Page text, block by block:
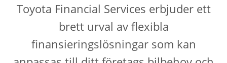
Toyota Financial Services erbjuder ett
brett urval av flexibla
finansieringslösningar som kan